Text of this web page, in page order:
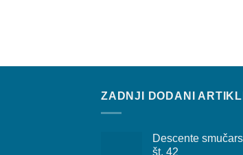
ZADNJI DODANI ARTIKLI
Descente
št. 42